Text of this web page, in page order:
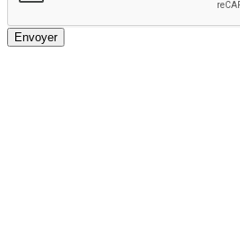
Envoyer